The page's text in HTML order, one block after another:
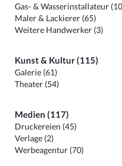
Gas- & Wasserinstallateur
Maler & Lackierer (65)
Weitere Handwerker (3)
Kunst & Kultur (115)
Galerie (61)
Theater (54)
Medien (117)
Druckereien (45)
Verlage (2)
Werbeagentur (70)